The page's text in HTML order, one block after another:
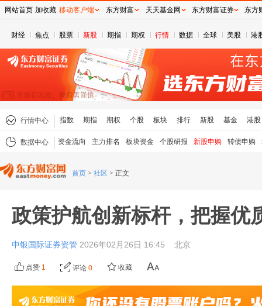
财经 焦点 股票 新股 期指 期权 行情 数据 全球 美股 港
行情中心 指数 期指 期权 个股 板块 排行 新股 基金 港股
数据中心 资金流向 主力排名 板块资金 个股研报 新股申购 转债申购
首页 > 社区 > 正文
政策护航创新标杆，把握优
中银国际证券资管 2026年02月26日 16:45 北京
点赞 1 评论 0 收藏
网站首页 加收藏 移动客户端 东方财富 天天基金网 东方财富证券 东方